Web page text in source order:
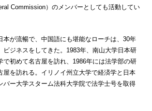
Commission）のメンバーとしても活動してい
本が流暢で、中国語にも堪能なローチは、30年
ビジネスをしてきた。1983年、南山大学日本研
で初めて名古屋を訪れ、1986年には法学部の研
屋を訪れる。イリノイ州立大学で経済学と日本
バー大学スターム法科大学院で法学士号を取得